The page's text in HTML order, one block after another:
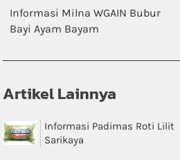
Informasi Milna WGAIN Bubur
Bayi Ayam Bayam
Artikel Lainnya
Informasi Padimas Roti Lilit
Sarikaya